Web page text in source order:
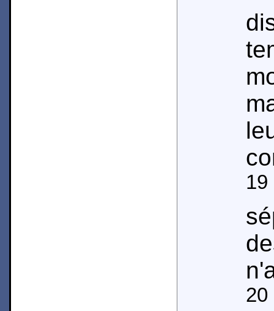
19
20